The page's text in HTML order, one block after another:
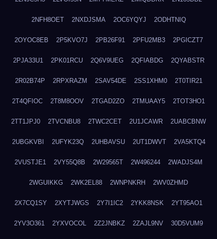
2NFH8OET 2NXDJSMA 2OC6YQYJ 2ODHTNIQ
2OYOC8EB 2P5KVO7J 2PB26F91 2PFU2MB3 2PGICZT7
2PJA33U1 2PK01RCU 2Q6V9UEG 2QFIABDG 2QYABSTR
2R02B74P 2RPXRAZM 2SAV54DE 2SS1XHM0 2T0TIR21
2T4QFIOC 2T8M8OOV 2TGAD2ZO 2TMUAAY5 2TOT3HO1
2TT1JPJ0 2TVCNBU8 2TWC2CET 2U1JCAWR 2UABCBNW
2UBGKVBI 2UFYK23Q 2UHBAVSU 2UT1DWVT 2VA5KTQ4
2VUSTJE1 2VY55Q8B 2W29565T 2W496244 2WADJS4M
2WGUIKKG 2WK2EL88 2WNPNKRH 2WV0ZHMD
2X7CQ1SY 2XYTJWGS 2Y7I1IC2 2YKK8NSK 2YT95AO1
2YV3O361 2YXVOCOL 2Z2JNBKZ 2ZAJL9NV 30D5VUM9